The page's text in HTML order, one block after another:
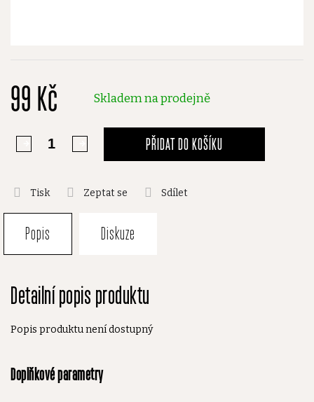
99 Kč Skladem na prodejně
PŘIDAT DO KOŠÍKU
Tisk Zeptat se Sdílet
Popis Diskuze
Detailní popis produktu
Popis produktu není dostupný
Doplňkové parametry